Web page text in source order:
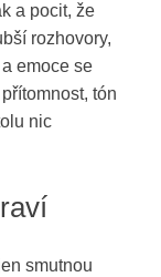
a pocit, že
rozhovory,
emoce se
tón
nic
smutnou